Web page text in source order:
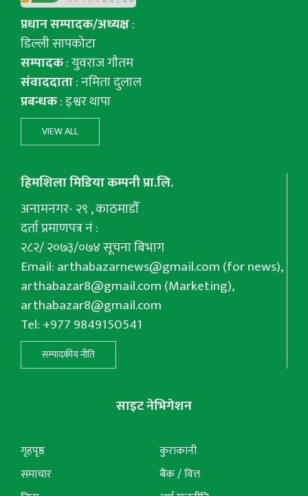
प्रधान सम्पादक/अध्यक्ष:
डिल्ली सापकोटा
सम्पादक: युवराज गाैतम
संवाददाता: नमिता दुलाल
प्रबन्धक: इश्वर थापा
VIEW ALL
हिमशिला मिडिया कम्पनी प्रा.लि.
अनामनगर- २९ , काठमाडौँ
दर्ता प्रमाणपत्र नं :
२८२/ २०७३/०७४ सूचना बिभाग
Email:arthabazarnews@gmail.com(for news),
arthabazar8@gmail.com(Marketing),
arthabazar8@gmail.com
Tel: +977 9849150541
सम्पादकीय नीति
साइट नेभिगेशन
गृहपृष्ठ
समाचार
कुराकानी
बैंक / वित्त